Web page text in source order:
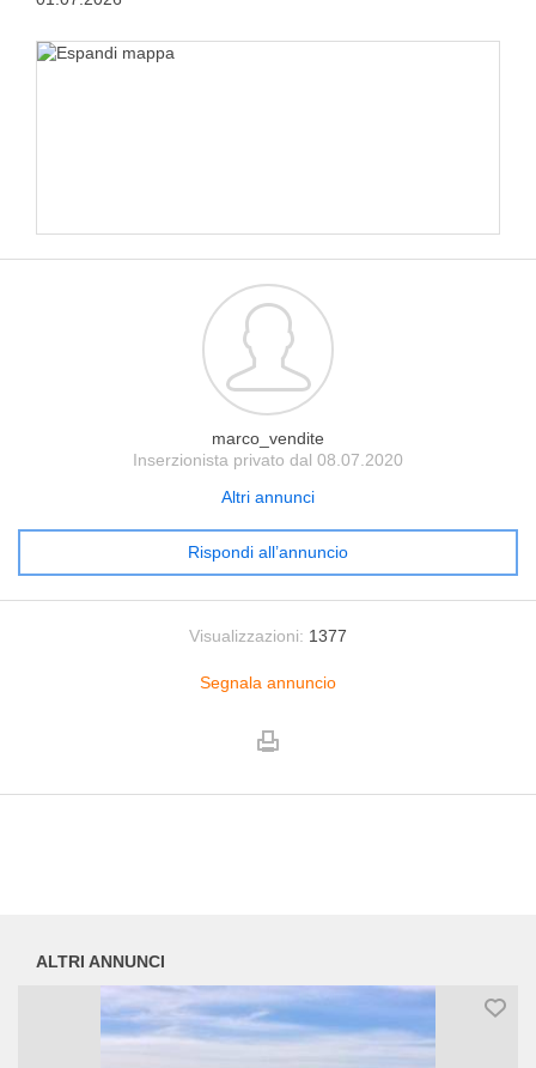
marco_vendite
Inserzionista privato dal 08.07.2020
Altri annunci
Rispondi all’annuncio
Visualizzazioni: 1377
Segnala annuncio
ALTRI ANNUNCI